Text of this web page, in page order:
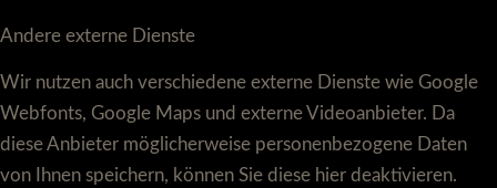
Andere externe Dienste
Wir nutzen auch verschiedene externe Dienste wie Google
Webfonts, Google Maps und externe Videoanbieter. Da
diese Anbieter möglicherweise personenbezogene Daten
von Ihnen speichern, können Sie diese hier deaktivieren.